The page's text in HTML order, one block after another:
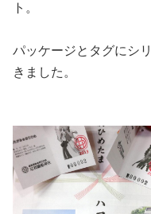
ト。
パッケージとタグにシ
きました。